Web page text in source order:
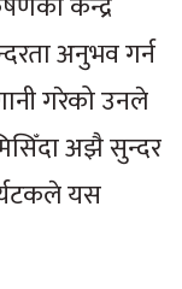
अनुभव गर्न
गरेको उनले
अझै सुन्दर
यस